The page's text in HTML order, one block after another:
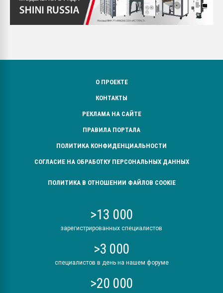
О ПРОЕКТЕ
КОНТАКТЫ
РЕКЛАМА НА САЙТЕ
ПРАВИЛА ПОРТАЛА
ПОЛИТИКА КОНФИДЕНЦИАЛЬНОСТИ
СОГЛАСИЕ НА ОБРАБОТКУ ПЕРСОНАЛЬНЫХ ДАННЫХ
ПОЛИТИКА В ОТНОШЕНИИ ФАЙЛОВ COOKIE
>13 000
зарегистрированных специалистов
>3 000
специалистов в день на нашем форуме
>20 000